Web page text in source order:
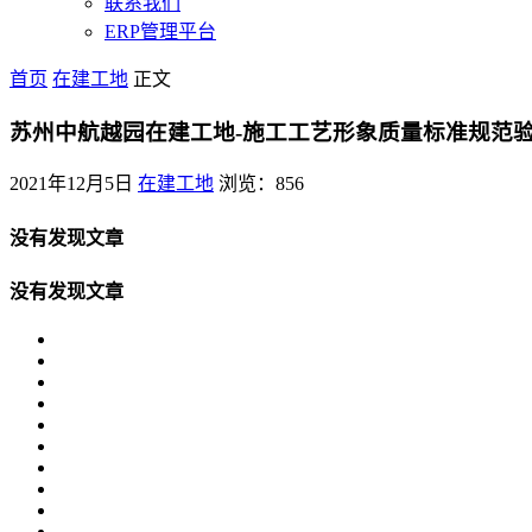
ERP管理平台
首页 在建工地 正文
苏州中航越园在建工地-施工工艺形象质量标准规范
2021年12月5日 在建工地 浏览：856
没有发现文章
没有发现文章